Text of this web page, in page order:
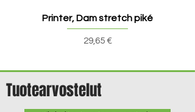
Printer, Dam stretch piké
Pris
29,65 €
Tuotearvostelut